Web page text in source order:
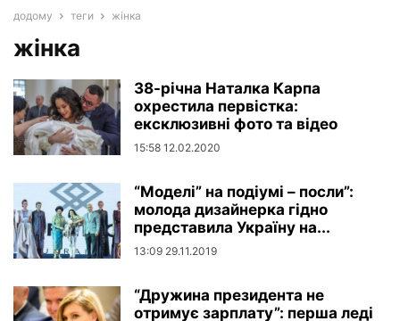
додому теги жінка
жінка
38-річна Наталка Карпа
охрестила первістка:
ексклюзивні фото та відео
15:58 12.02.2020
“Моделі” на подіумі – посли”:
молода дизайнерка гідно
представила Україну на...
13:09 29.11.2019
“Дружина президента не
отримує зарплату”: перша леді